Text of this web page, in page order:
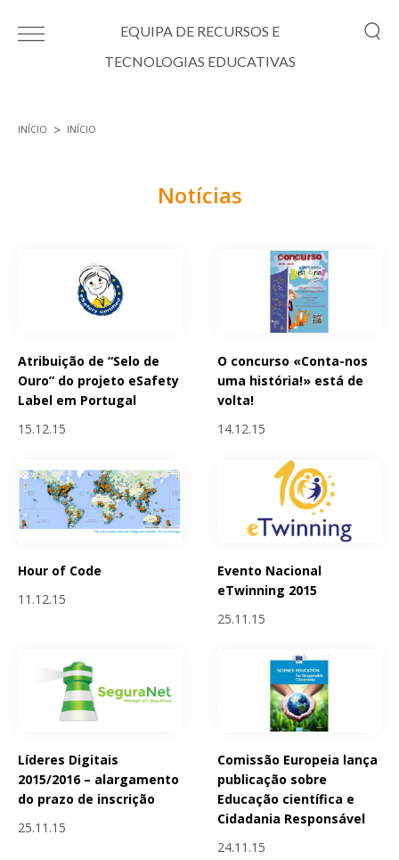
EQUIPA DE RECURSOS E
TECNOLOGIAS EDUCATIVAS
INÍCIO INÍCIO
Notícias
Atribuição de “Selo de
Ouro” do projeto eSafety
Label em Portugal
15.12.15
O concurso «Conta-nos
uma história!» está de
volta!
14.12.15
Hour of Code
11.12.15
Evento Nacional
eTwinning 2015
25.11.15
Líderes Digitais
2015/2016 – alargamento
do prazo de inscrição
25.11.15
Comissão Europeia lança
publicação sobre
Educação científica e
Cidadania Responsável
24.11.15
Páginas